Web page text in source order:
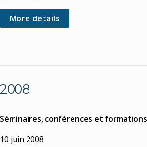
More details
2008
Séminaires, conférences et formations
10 juin 2008